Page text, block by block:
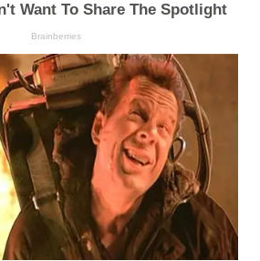
Want To Share The Spotlight
Brainberries